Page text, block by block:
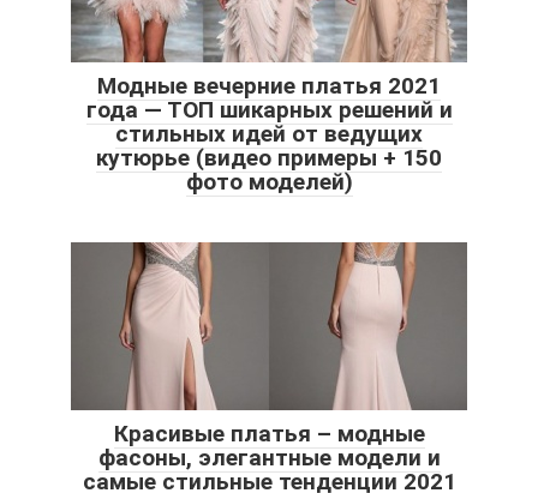
Модные вечерние платья 2021
года — ТОП шикарных решений и
стильных идей от ведущих
кутюрье (видео примеры + 150
фото моделей)
Красивые платья – модные
фасоны, элегантные модели и
самые стильные тенденции 2021